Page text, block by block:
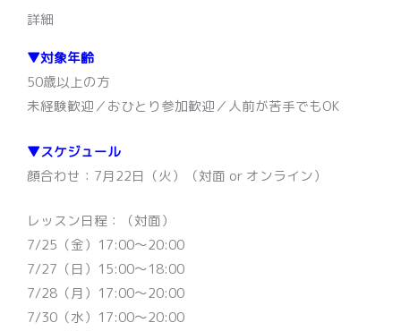
詳細
▼対象年齢
50歳以上の方
未経験歓迎／おひとり参加歓迎／人前が苦手でもOK
▼スケジュール
顔合わせ：7月22日（火）（対面 or オンライン）
レッスン日程：（対面）
7/25（金）17:00〜20:00
7/27（日）15:00〜18:00
7/28（月）17:00〜20:00
7/30（水）17:00〜20:00